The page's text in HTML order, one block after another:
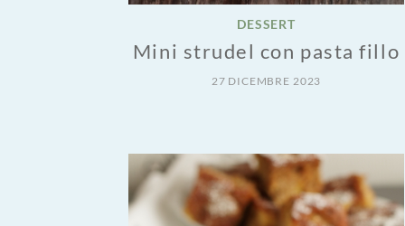
DESSERT
Mini strudel con pasta fillo
27 DICEMBRE 2023